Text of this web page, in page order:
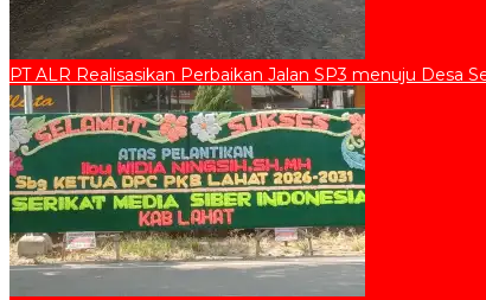
PT ALR Realisasikan Perbaikan Jalan SP3 menuju Desa